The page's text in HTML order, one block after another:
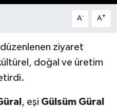
A- A+
düzenlenen ziyaret
doğal ve üretim
, eşi Gülsüm Güral